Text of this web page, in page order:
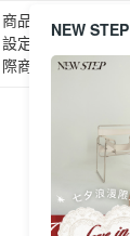
商品圖片顏色會因
設定不同，而造成
際商品為主。
NEW STEP